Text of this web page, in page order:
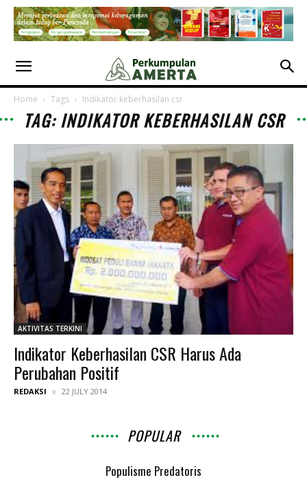
Home Tags Indikator keberhasilan csr
TAG: INDIKATOR KEBERHASILAN CSR
AKTIVITAS TERKINI
Indikator Keberhasilan CSR Harus Ada
Perubahan Positif
REDAKSI 22 JULY 2014
POPULAR
Populisme Predatoris